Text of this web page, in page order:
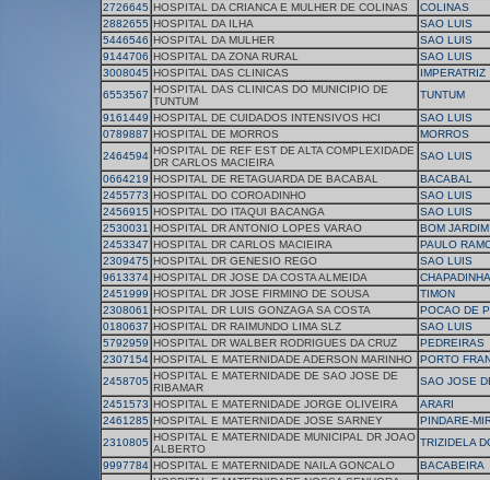
2726645 HOSPITAL DA CRIANCA E MULHER DE COLINAS
COLINAS
2882655 HOSPITAL DA ILHA
SAO LUIS
5446546 HOSPITAL DA MULHER
SAO LUIS
9144706 HOSPITAL DA ZONA RURAL
SAO LUIS
3008045 HOSPITAL DAS CLINICAS
IMPERATRIZ
6553567 HOSPITAL DAS CLINICAS DO MUNICIPIO DE
TUNTUM
TUNTUM
9161449 HOSPITAL DE CUIDADOS INTENSIVOS HCI
SAO LUIS
0789887 HOSPITAL DE MORROS
MORROS
2464594 HOSPITAL DE REF EST DE ALTA COMPLEXIDADE
DR CARLOS MACIEIRA
SAO LUIS
0664219 HOSPITAL DE RETAGUARDA DE BACABAL
BACABAL
2455773 HOSPITAL DO COROADINHO
SAO LUIS
2456915 HOSPITAL DO ITAQUI BACANGA
SAO LUIS
2530031 HOSPITAL DR ANTONIO LOPES VARAO
BOM JARDIM
2453347 HOSPITAL DR CARLOS MACIEIRA
PAULO
2309475 HOSPITAL DR GENESIO REGO
SAO LUIS
9613374 HOSPITAL DR JOSE DA COSTA ALMEIDA
CHAPADINHA
2451999 HOSPITAL DR JOSE FIRMINO DE SOUSA
TIMON
2308061 HOSPITAL DR LUIS GONZAGA SA COSTA
POCAO DE
0180637 HOSPITAL DR RAIMUNDO LIMA SLZ
SAO LUIS
5792959 HOSPITAL DR WALBER RODRIGUES DA CRUZ
PEDREIRAS
2307154 HOSPITAL E MATERNIDADE ADERSON MARINHO
PORTO
2458705 HOSPITAL E MATERNIDADE DE SAO JOSE DE
RIBAMAR
SAO JOSE
2451573 HOSPITAL E MATERNIDADE JORGE OLIVEIRA
ARARI
2461285 HOSPITAL E MATERNIDADE JOSE SARNEY
PINDARE-
2310805 HOSPITAL E MATERNIDADE MUNICIPAL DR JOAO
ALBERTO
TRIZIDELA
9997784 HOSPITAL E MATERNIDADE NAILA GONCALO
BACABEIRA